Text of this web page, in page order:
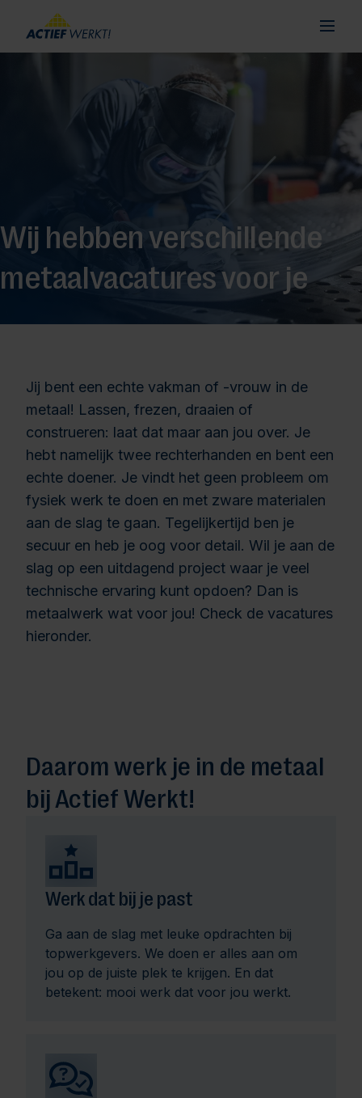
Wij hebben verschillende
metaalvacatures voor je
Jij bent een echte vakman of -vrouw in de
metaal! Lassen, frezen, draaien of
construeren: laat dat maar aan jou over. Je
hebt namelijk twee rechterhanden en bent een
echte doener. Je vindt het geen probleem om
fysiek werk te doen en met zware materialen
aan de slag te gaan. Tegelijkertijd ben je
secuur en heb je oog voor detail. Wil je aan de
slag op een uitdagend project waar je veel
technische ervaring kunt opdoen? Dan is
metaalwerk wat voor jou! Check de vacatures
hieronder.
Daarom werk je in de metaal
bij Actief Werkt!
Werk dat bij je past
Ga aan de slag met leuke opdrachten bij
topwerkgevers. We doen er alles aan om
jou op de juiste plek te krijgen. En dat
betekent: mooi werk dat voor jou werkt.